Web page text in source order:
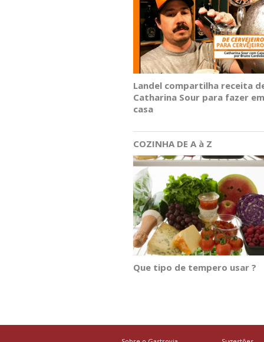
Landel compartilha receita
Catharina Sour para fazer em
casa
COZINHA DE A à Z
Que tipo de tempero usar ?